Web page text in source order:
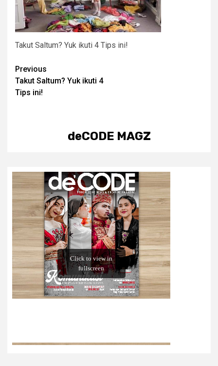
Takut Saltum? Yuk ikuti 4 Tips ini!
Post
navigation
Previous
Takut Saltum? Yuk ikuti 4
Tips ini!
deCODE MAGZ